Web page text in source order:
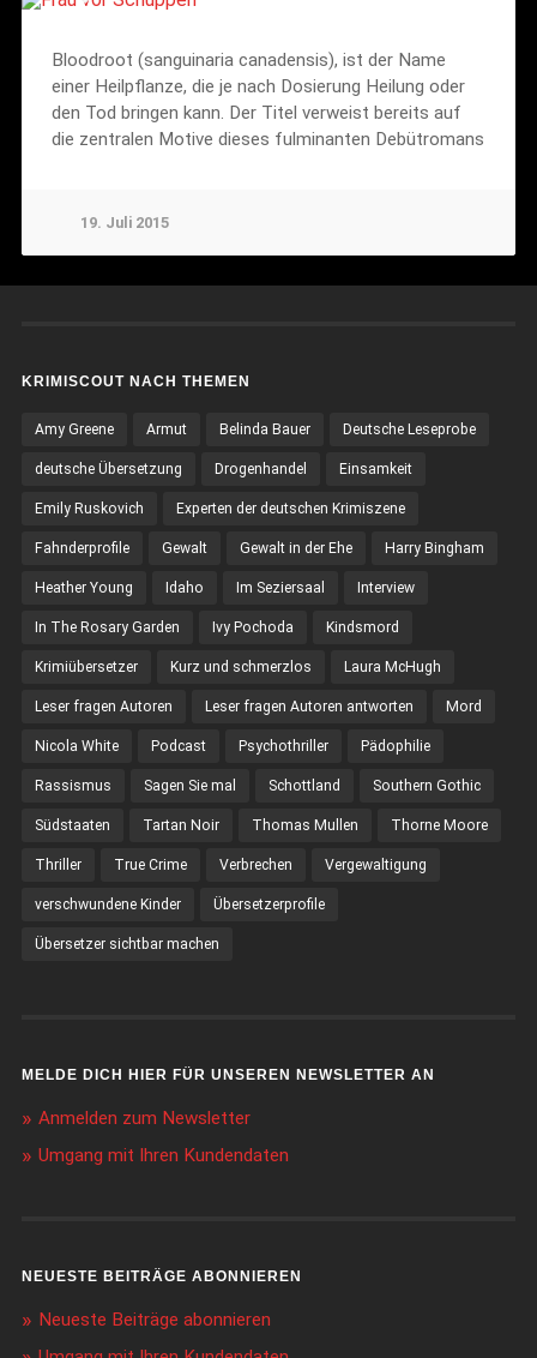
Bloodroot (sanguinaria canadensis), ist der Name
einer Heilpflanze, die je nach Dosierung Heilung oder
den Tod bringen kann. Der Titel verweist bereits auf
die zentralen Motive dieses fulminanten Debütromans
19. Juli 2015
KRIMISCOUT NACH THEMEN
Amy Greene Armut Belinda Bauer Deutsche Leseprobe
deutsche Übersetzung Drogenhandel Einsamkeit
Emily Ruskovich Experten der deutschen Krimiszene
Fahnderprofile Gewalt Gewalt in der Ehe Harry Bingham
Heather Young Idaho Im Seziersaal Interview
In The Rosary Garden Ivy Pochoda Kindsmord
Krimiübersetzer Kurz und schmerzlos Laura McHugh
Leser fragen Autoren Leser fragen Autoren antworten Mord
Nicola White Podcast Psychothriller Pädophilie
Rassismus Sagen Sie mal Schottland Southern Gothic
Südstaaten Tartan Noir Thomas Mullen Thorne Moore
Thriller True Crime Verbrechen Vergewaltigung
verschwundene Kinder Übersetzerprofile
Übersetzer sichtbar machen
MELDE DICH HIER FÜR UNSEREN NEWSLETTER AN
Anmelden zum Newsletter
Umgang mit Ihren Kundendaten
NEUESTE BEITRÄGE ABONNIEREN
Neueste Beiträge abonnieren